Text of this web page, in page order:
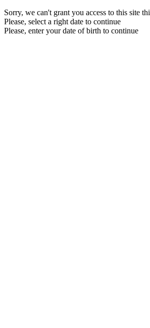
Sorry, we can't grant you access to this site
Please, select a right date to continue
Please, enter your date of birth to continue